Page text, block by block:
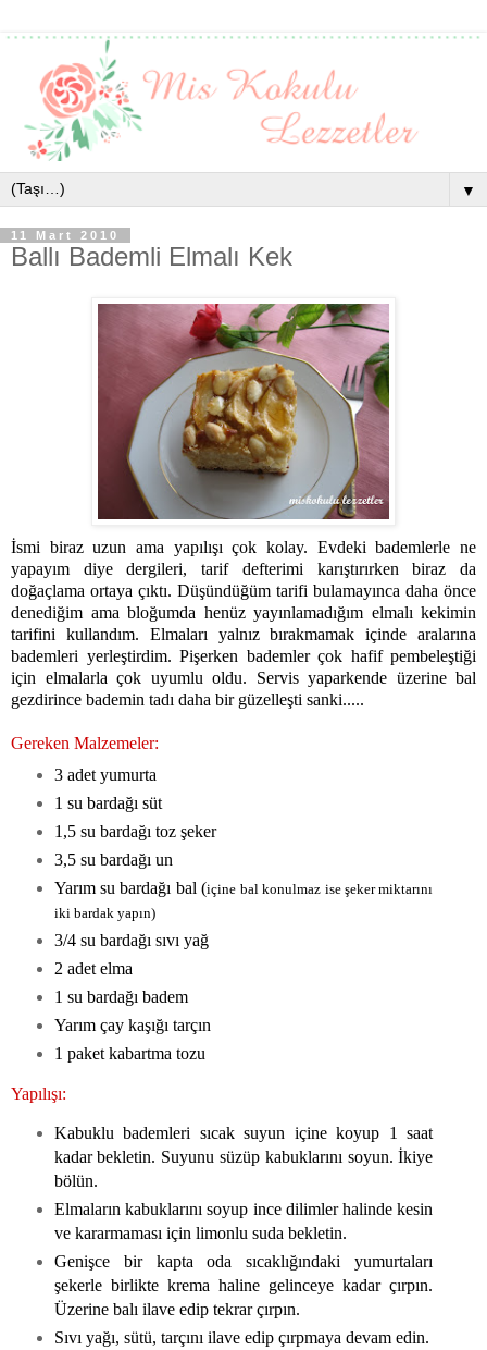
▼
11 Mart 2010
Ballı Bademli Elmalı Kek
İsmi biraz uzun ama yapılışı çok kolay. Evdeki bademlerle ne
yapayım diye dergileri, tarif defterimi karıştırırken biraz da
doğaçlama ortaya çıktı. Düşündüğüm tarifi bulamayınca daha önce
denediğim ama bloğumda henüz yayınlamadığım elmalı kekimin
tarifini kullandım. Elmaları yalnız bırakmamak içinde aralarına
bademleri yerleştirdim. Pişerken bademler çok hafif pembeleştiği
için elmalarla çok uyumlu oldu. Servis yaparkende üzerine bal
gezdirince bademin tadı daha bir güzelleşti sanki.....
Gereken Malzemeler:
3 adet yumurta
1 su bardağı süt
1,5 su bardağı toz şeker
3,5 su bardağı un
Yarım su bardağı bal (içine bal konulmaz ise şeker miktarını
iki bardak yapın)
3/4 su bardağı sıvı yağ
2 adet elma
1 su bardağı badem
Yarım çay kaşığı tarçın
1 paket kabartma tozu
Yapılışı:
Kabuklu bademleri sıcak suyun içine koyup 1 saat
kadar bekletin. Suyunu süzüp kabuklarını soyun. İkiye
bölün.
Elmaların kabuklarını soyup ince dilimler halinde kesin
ve kararmaması için limonlu suda bekletin.
Genişce bir kapta oda sıcaklığındaki yumurtaları
şekerle birlikte krema haline gelinceye kadar çırpın.
Üzerine balı ilave edip tekrar çırpın.
Sıvı yağı, sütü, tarçını ilave edip çırpmaya devam edin.